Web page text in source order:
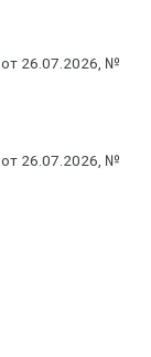
26.07.2026, №
26.07.2026, №